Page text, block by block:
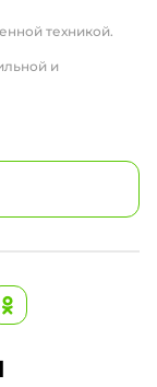
техникой.
и